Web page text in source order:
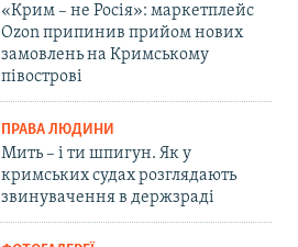
«Крим – не Росія»: маркетплейс
Ozon припинив прийом нових
замовлень на Кримському
півострові
ПРАВА ЛЮДИНИ
Мить – і ти шпигун. Як у
кримських судах розглядають
звинувачення в держзраді